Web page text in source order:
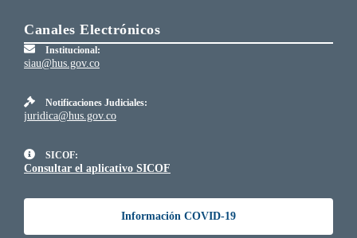
Canales Electrónicos
Institucional:
siau@hus.gov.co
Notificaciones Judiciales:
juridica@hus.gov.co
SICOF:
Consultar el aplicativo SICOF
Información COVID-19